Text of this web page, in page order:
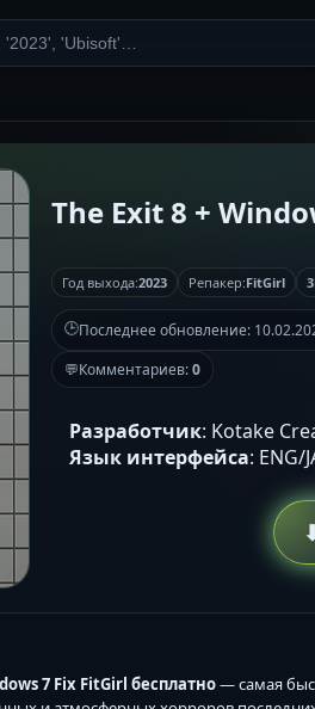
The Exit 8 +
Год выхода:2023 Репакер:FitGirl
🕒Последнее обновление:
💬Комментариев:0
Разработчик: Kotake
Язык интерфейса: ENG/
7 Fix FitGirl бесплатно— самая